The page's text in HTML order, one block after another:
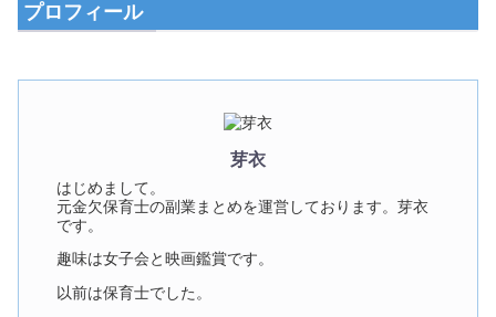
プロフィール
芽衣
はじめまして。
元金欠保育士の副業まとめを運営しております。芽衣
です。
趣味は女子会と映画鑑賞です。
以前は保育士でした。